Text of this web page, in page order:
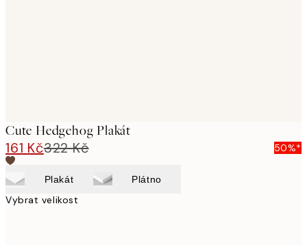
Cute Hedgehog Plakát
161 Kč322 Kč 50%*
Plakát Plátno
Vybrat velikost